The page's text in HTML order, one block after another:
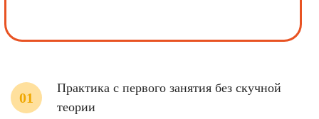
Практика с первого занятия без скучной
теории